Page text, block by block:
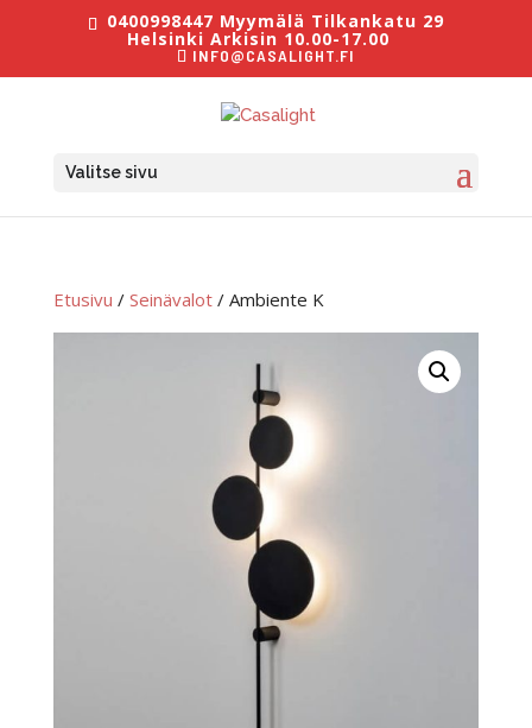
0400998447 Myymälä Tilkankatu 29
Helsinki Arkisin 10.00-17.00
INFO@CASALIGHT.FI
Valitse sivu
Etusivu / Seinävalot/ Ambiente K